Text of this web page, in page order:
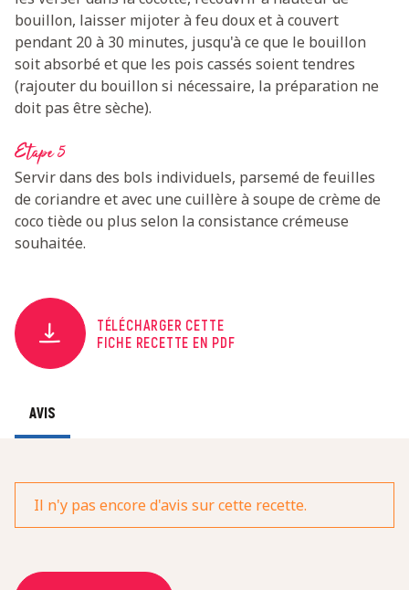
bouillon, laisser mijoter à feu doux et à couvert
pendant 20 à 30 minutes, jusqu'à ce que le bouillon
soit absorbé et que les pois cassés soient tendres
(rajouter du bouillon si nécessaire, la préparation ne
doit pas être sèche).
Etape 5
Servir dans des bols individuels, parsemé de feuilles
de coriandre et avec une cuillère à soupe de crème de
coco tiède ou plus selon la consistance crémeuse
souhaitée.
TÉLÉCHARGER CETTE
FICHE RECETTE EN PDF
AVIS
Il n'y pas encore d'avis sur cette recette.